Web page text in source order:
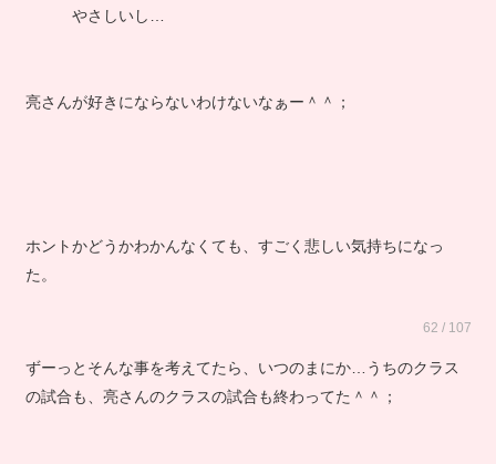
やさしいし…
亮さんが好きにならないわけないなぁー＾＾；
ホントかどうかわかんなくても、すごく悲しい気持ちになっ
た。
62 / 107
ずーっとそんな事を考えてたら、いつのまにか…うちのクラス
の試合も、亮さんのクラスの試合も終わってた＾＾；